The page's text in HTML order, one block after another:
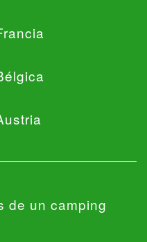
de un camping